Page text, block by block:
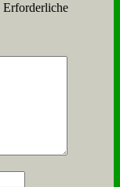
Erforderliche